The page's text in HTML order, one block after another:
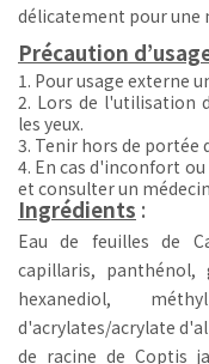
délicatement pour une
Précaution
1. Pour usage externe
2. Lors de l'utilisation
les yeux.
3. Tenir hors de portée
4. En cas d'inconfort
et consulter un
Ingrédients :
Eau de feuilles de
capillaris, panthénol,
hexanediol,
d'acrylates/acrylate
de racine de Coptis